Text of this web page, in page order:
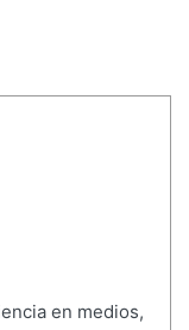
en medios,